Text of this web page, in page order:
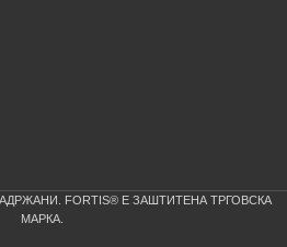
FORTIS® Е ЗАШТИТЕНА ТРГОВСКА
МАРКА.